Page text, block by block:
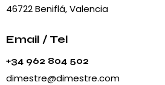
46722 Beniflá, Valencia
Email / Tel
+34 962 804 502
dimestre@dimestre.com